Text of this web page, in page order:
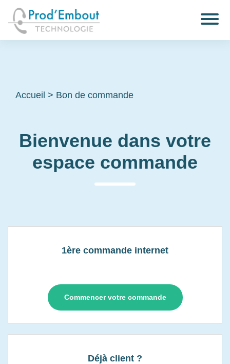
Accueil > Bon de commande
Bienvenue dans votre
espace commande
1ère commande internet
Commencer votre commande
Déjà client ?